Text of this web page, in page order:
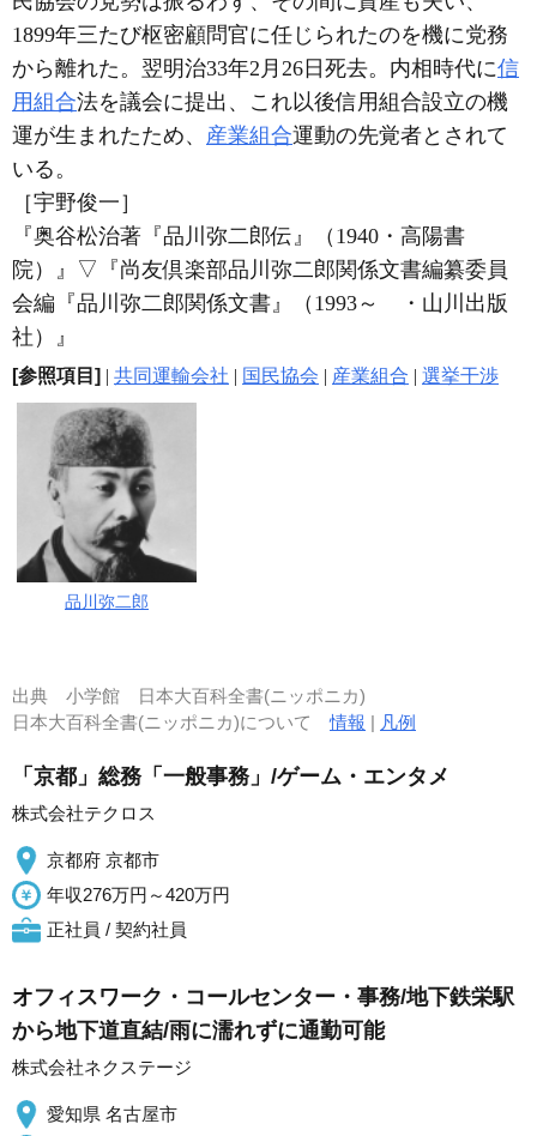
1899年三たび枢密顧問官に任じられたのを機に党務
から離れた。翌明治33年2月26日死去。内相時代に信
用組合法を議会に提出、これ以後信用組合設立の機
運が生まれたため、 産業組合運動の先覚者とされて
いる。
［宇野俊一］
『奥谷松治著『品川弥二郎伝』（1940・高陽書
院）』 ▽ 『尚友倶楽部品川弥二郎関係文書編纂委員
会編『品川弥二郎関係文書』（1993～ ・山川出版
社）』
[参照項目] | 共同運輸会社 | 国民協会 | 産業組合 | 選挙干渉
品川弥二郎
出典 小学館 日本大百科全書(ニッポニカ)
日本大百科全書(ニッポニカ)について情報 | 凡例
「京都」総務「一般事務」/ゲーム・エンタメ
株式会社テクロス
京都府 京都市
年収276万円～420万円
正社員 / 契約社員
オフィスワーク・コールセンター・事務/地下鉄栄駅
から地下道直結/雨に濡れずに通勤可能
株式会社ネクステージ
愛知県 名古屋市